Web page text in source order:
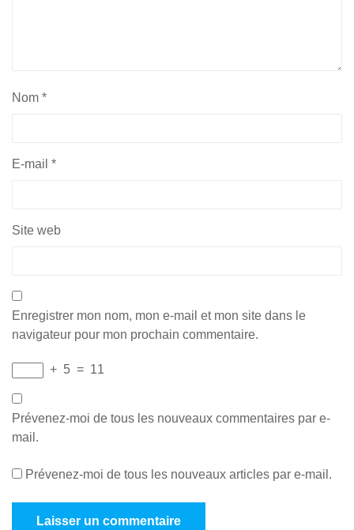
Nom *
E-mail *
Site web
Enregistrer mon nom, mon e-mail et mon site dans le
navigateur pour mon prochain commentaire.
+ 5 = 11
Prévenez-moi de tous les nouveaux commentaires par e-
mail.
Prévenez-moi de tous les nouveaux articles par e-mail.